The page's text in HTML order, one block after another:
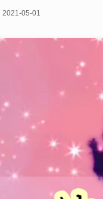
2021-05-01